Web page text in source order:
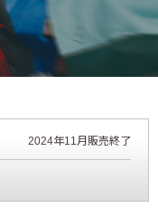
2024年11月販売終了